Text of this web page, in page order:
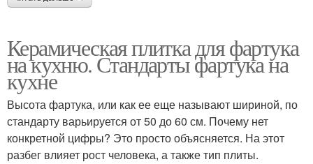
Керамическая плитка для фартука
на кухню. Стандарты фартука на
кухне
Высота фартука, или как ее еще называют шириной, по
стандарту варьируется от 50 до 60 см. Почему нет
конкретной цифры? Это просто объясняется. На этот
разбег влияет рост человека, а также тип плиты.